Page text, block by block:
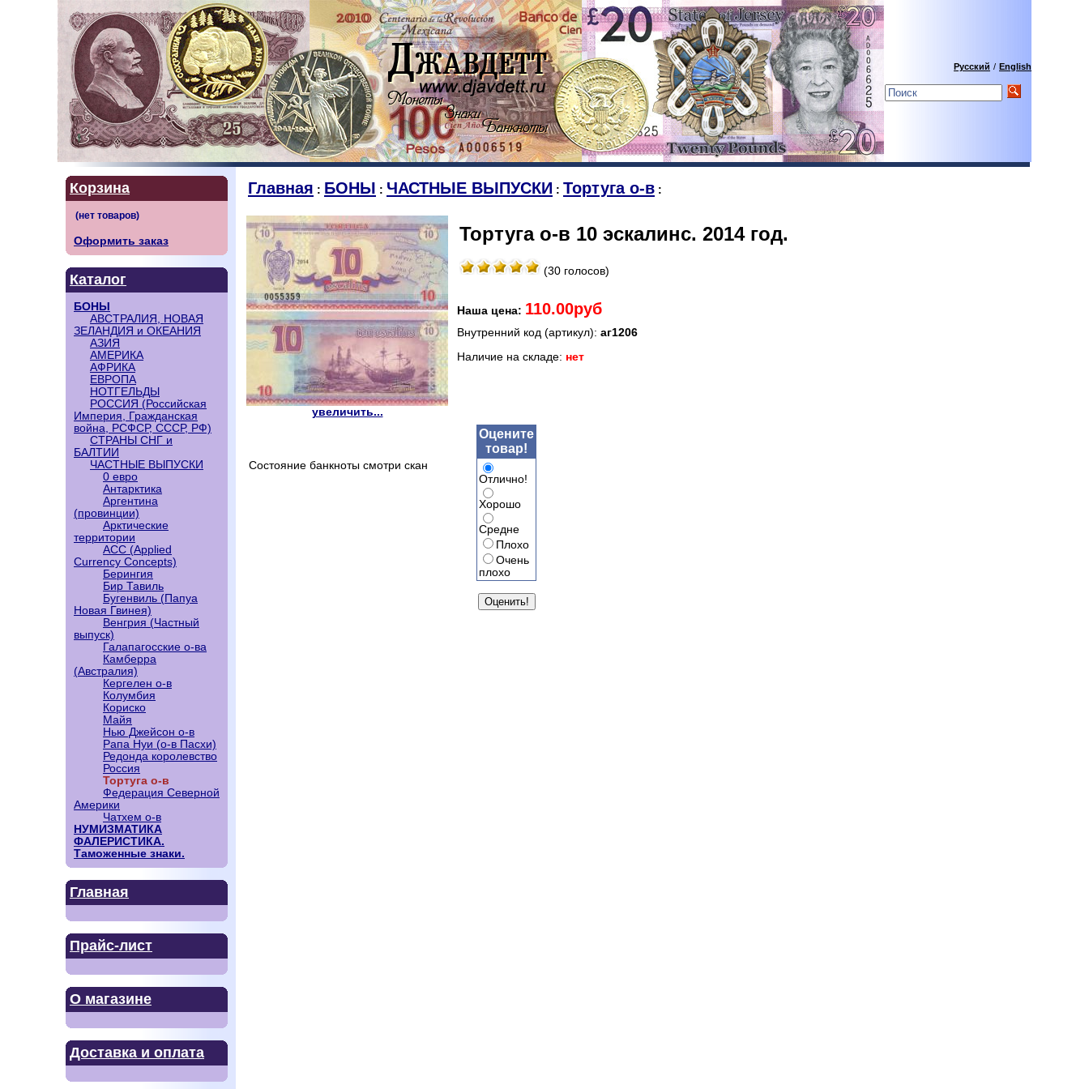
Русский / English
Корзина
Оформить заказ
Каталог
БОНЫ
АВСТРАЛИЯ, НОВАЯ
ЗЕЛАНДИЯ и ОКЕАНИЯ
АЗИЯ
АМЕРИКА
АФРИКА
ЕВРОПА
НОТГЕЛЬДЫ
РОССИЯ (Российская
Империя, Гражданская
война, РСФСР, СССР, РФ)
СТРАНЫ СНГ и
БАЛТИИ
ЧАСТНЫЕ ВЫПУСКИ
0 евро
Антарктика
Аргентина
(провинции)
Арктические
территории
АСС (Applied
Currency Concepts)
Берингия
Бир Тавиль
Бугенвиль (Папуа
Новая Гвинея)
Венгрия (Частный
выпуск)
Галапагосские о-ва
Камберра
(Австралия)
Кергелен о-в
Колумбия
Кориско
Майя
Нью Джейсон о-в
Рапа Нуи (о-в Пасхи)
Редонда королевство
Россия
Тортуга о-в
Федерация Северной
Америки
Чатхем о-в
НУМИЗМАТИКА
ФАЛЕРИСТИКА.
Таможенные знаки.
Главная
Прайс-лист
О магазине
Доставка и оплата
Главная : БОНЫ : ЧАСТНЫЕ ВЫПУСКИ : Тортуга о-в :
увеличить...
Тортуга о-в 10 эскалинс. 2014 год.
(30 голосов)
Наша цена: 110.00руб
Внутренний код (артикул): аг1206
Наличие на складе: нет
Состояние банкноты смотри скан
Оцените
товар!
Отлично!
Хорошо
Средне
Плохо
Очень
плохо